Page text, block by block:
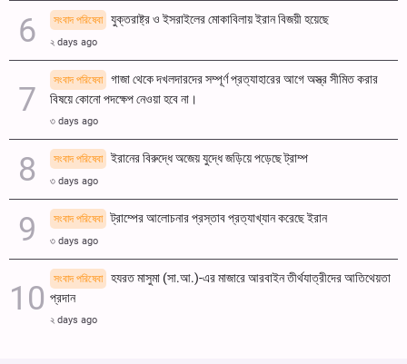
সংবাদ পরিষেবা যুক্তরাষ্ট্র ও ইসরাইলের মোকাবিলায় ইরান বিজয়ী হয়েছে
২ days ago
সংবাদ পরিষেবা
গাজা থেকে দখলদারদের সম্পূর্ণ প্রত্যাহারের আগে অস্ত্র সীমিত করার
বিষয়ে কোনো পদক্ষেপ নেওয়া হবে না।
৩ days ago
সংবাদ পরিষেবা ইরানের বিরুদ্ধে অজেয় যুদ্ধে জড়িয়ে পড়েছে ট্রাম্প
৩ days ago
সংবাদ পরিষেবা ট্রাম্পের আলোচনার প্রস্তাব প্রত্যাখ্যান করেছে ইরান
৩ days ago
সংবাদ পরিষেবা
হযরত মাসুমা (সা.আ.)-এর মাজারে আরবাইন তীর্থযাত্রীদের আতিথেয়তা
প্রদান
২ days ago